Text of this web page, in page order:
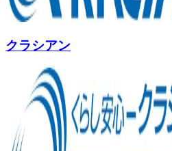
クラシアン